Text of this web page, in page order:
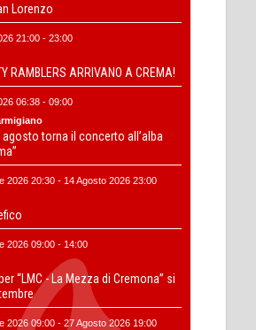
Lorenzo
21:00 - 23:00
RAMBLERS ARRIVANO A CREMA!
06:38 - 09:00
torna il concerto all’alba
2026 20:30 - 14 Agosto 2026 23:00
2026 09:00 - 14:00
“LMC - La Mezza di Cremona” si
2026 09:00 - 27 Agosto 2026 19:00